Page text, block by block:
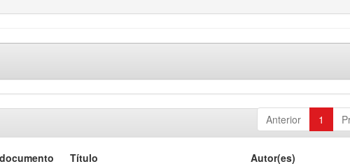
Anterior 1
Título Autor(es)